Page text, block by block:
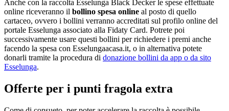
Anche con la raccolta Esselunga Black Decker le spese effettuate
online riceveranno il bollino spesa online al posto di quello
cartaceo, ovvero i bollini verranno accreditati sul profilo online del
portale Esselunga associato alla Fidaty Card. Potrete poi
successivamente usare questi bollini per richiedere i premi anche
facendo la spesa con Esselungaacasa.it, o in alternativa potete
donarli tramite la procedura di donazione bollini da app o da sito
Esselunga.
Offerte per i punti fragola extra